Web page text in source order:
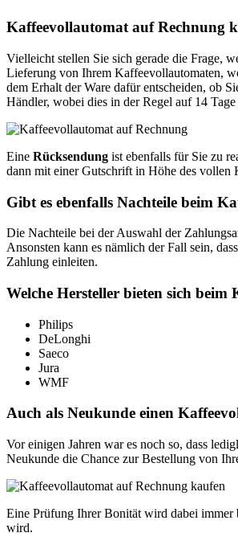
Kaffeevollautomat auf Rechnung
Vielleicht stellen Sie sich gerade die Frage,
Lieferung von Ihrem Kaffeevollautomaten,
dem Erhalt der Ware dafür entscheiden, ob
Händler, wobei dies in der Regel auf 14
Eine Rücksendung ist ebenfalls für Sie zu
dann mit einer Gutschrift in Höhe des vollen
Gibt es ebenfalls Nachteile beim
Die Nachteile bei der Auswahl der
Ansonsten kann es nämlich der Fall sein,
Zahlung einleiten.
Welche Hersteller bieten sich
Philips
DeLonghi
Saeco
Jura
WMF
Auch als Neukunde einen
Vor einigen Jahren war es noch so, dass
Neukunde die Chance zur Bestellung von
Eine Prüfung Ihrer Bonität wird dabei immer
wird.